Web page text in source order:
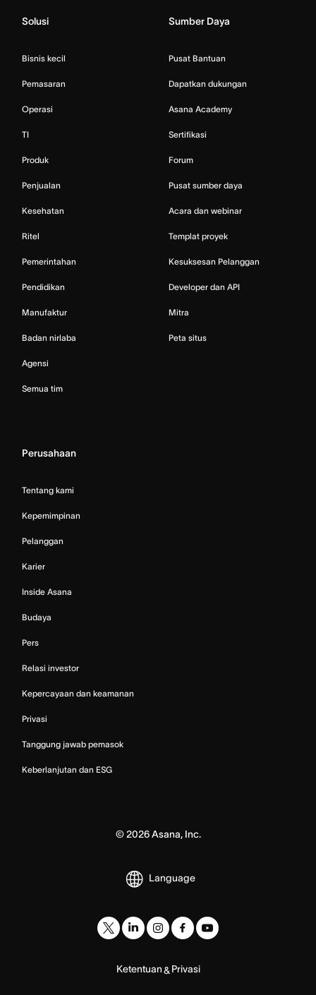
Solusi
Bisnis kecil
Pemasaran
Operasi
TI
Produk
Penjualan
Kesehatan
Ritel
Pemerintahan
Pendidikan
Manufaktur
Badan nirlaba
Agensi
Semua tim
Sumber Daya
Pusat Bantuan
Dapatkan dukungan
Asana Academy
Sertifikasi
Forum
Pusat sumber daya
Acara dan webinar
Templat proyek
Kesuksesan Pelanggan
Developer dan API
Mitra
Peta situs
Perusahaan
Tentang kami
Kepemimpinan
Pelanggan
Karier
Inside Asana
Budaya
Pers
Relasi investor
Kepercayaan dan keamanan
Privasi
Tanggung jawab pemasok
Keberlanjutan dan ESG
© 2026Asana, Inc.
Language
Ketentuan& Privasi